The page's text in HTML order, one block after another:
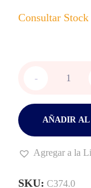
sutura
circulo
secc.
triangular.
6,
mm.
-
AÑADIR
Agregar a la
SKU: C374.0